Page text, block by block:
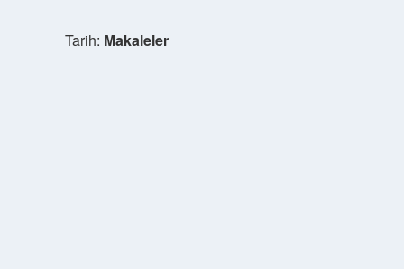
Tarih: Makaleler